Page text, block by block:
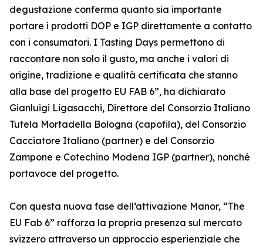
degustazione conferma quanto sia importante
portare i prodotti DOP e IGP direttamente a contatto
con i consumatori. I Tasting Days permettono di
raccontare non solo il gusto, ma anche i valori di
origine, tradizione e qualità certificata che stanno
alla base del progetto EU FAB 6”, ha dichiarato
Gianluigi Ligasacchi, Direttore del Consorzio Italiano
Tutela Mortadella Bologna (capofila), del Consorzio
Cacciatore Italiano (partner) e del Consorzio
Zampone e Cotechino Modena IGP (partner), nonché
portavoce del progetto.
Con questa nuova fase dell’attivazione Manor, “The
EU Fab 6” rafforza la propria presenza sul mercato
svizzero attraverso un approccio esperienziale che